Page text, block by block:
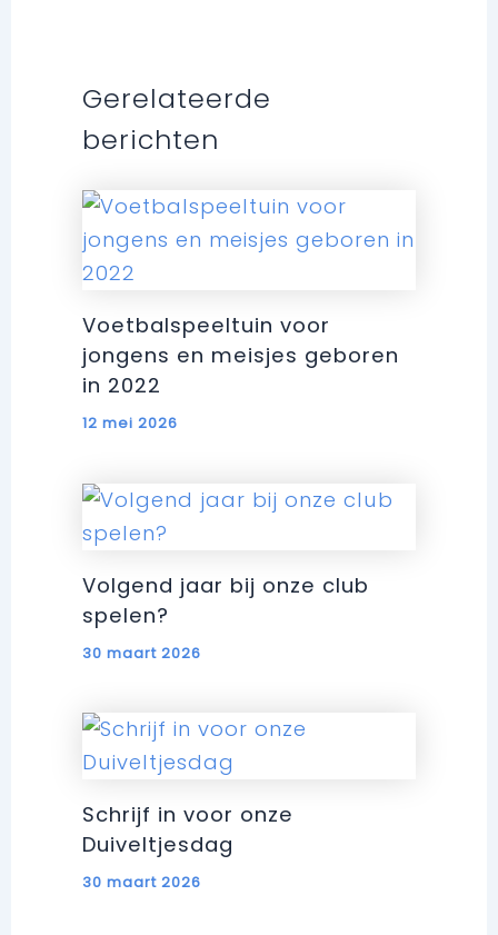
Gerelateerde
berichten
Voetbalspeeltuin voor
jongens en meisjes geboren
in 2022
12 mei 2026
Volgend jaar bij onze club
spelen?
30 maart 2026
Schrijf in voor onze
Duiveltjesdag
30 maart 2026